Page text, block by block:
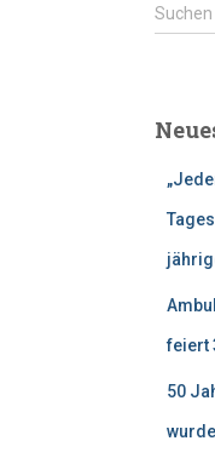
u
n
Suchen
feiert
50